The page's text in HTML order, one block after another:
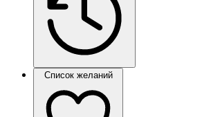
Список желаний